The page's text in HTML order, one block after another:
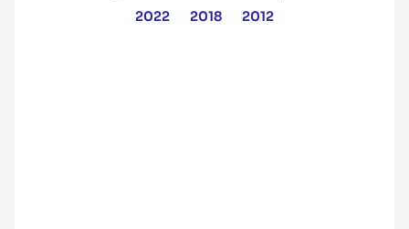
2022 2018 2012